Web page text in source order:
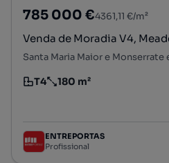
785 000 €4361,11 €/m²
Venda de Moradia V4,
Tipologia
T4
Preço por metro quadrado
180 m²
ENTREPORTAS
Profissional